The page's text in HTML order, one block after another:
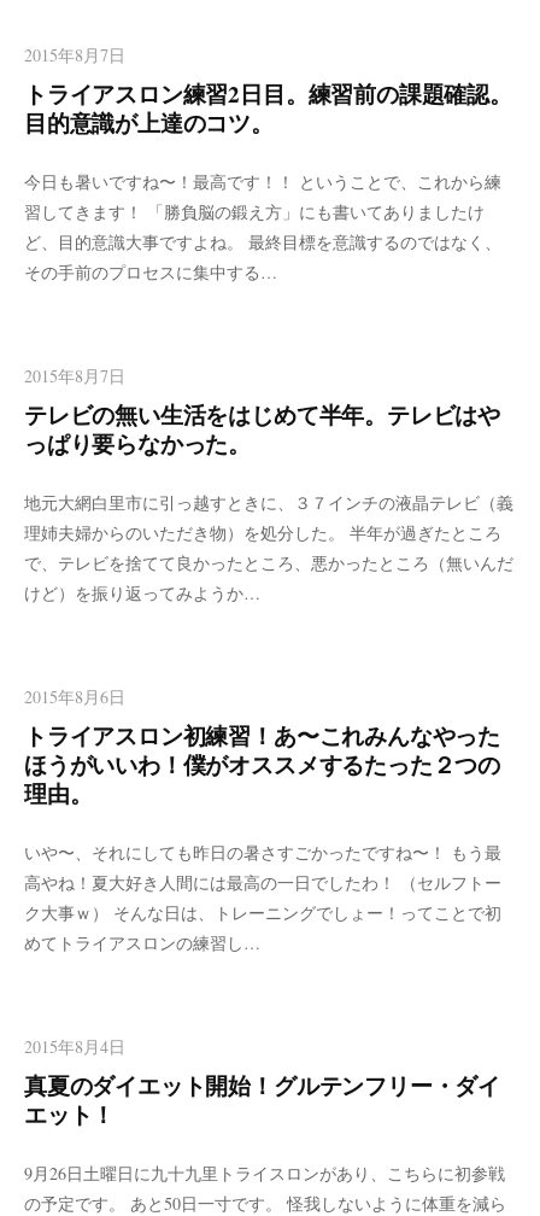
2015年8月7日
トライアスロン練習2日目。練習前の課題確認。
目的意識が上達のコツ。
今日も暑いですね〜！最高です！！ ということで、これから練
習してきます！ 「勝負脳の鍛え方」にも書いてありましたけ
ど、目的意識大事ですよね。 最終目標を意識するのではなく、
その手前のプロセスに集中する…
2015年8月7日
テレビの無い生活をはじめて半年。テレビはや
っぱり要らなかった。
地元大網白里市に引っ越すときに、３７インチの液晶テレビ（義
理姉夫婦からのいただき物）を処分した。 半年が過ぎたところ
で、テレビを捨てて良かったところ、悪かったところ（無いんだ
けど）を振り返ってみようか…
2015年8月6日
トライアスロン初練習！あ〜これみんなやった
ほうがいいわ！僕がオススメするたった２つの
理由。
いや〜、それにしても昨日の暑さすごかったですね〜！ もう最
高やね！夏大好き人間には最高の一日でしたわ！ （セルフトー
ク大事ｗ） そんな日は、トレーニングでしょー！ってことで初
めてトライアスロンの練習し…
2015年8月4日
真夏のダイエット開始！グルテンフリー・ダイ
エット！
9月26日土曜日に九十九里トライスロンがあり、こちらに初参戦
の予定です。 あと50日一寸です。 怪我しないように体重を減ら